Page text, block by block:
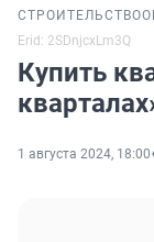
СТРОИТЕЛЬСТВО
Erid: 2SDnjcxLm3Q
Купить
1 августа 2024, 18:00